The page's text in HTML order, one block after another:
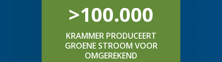
>100.000
KRAMMER PRODUCEERT
GROENE STROOM VOOR
OMGEREKEND